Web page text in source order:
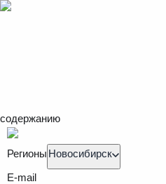
содержанию
Регионы Новосибирск
E-mail